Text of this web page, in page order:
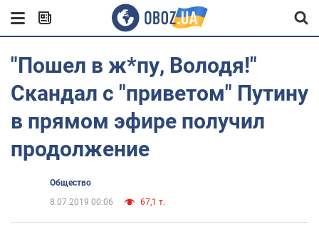
"Пошел в ж*пу, Володя!"
Скандал с "приветом" Путину
в прямом эфире получил
продолжение
Общество
8.07.2019 00:06
67,1 т.